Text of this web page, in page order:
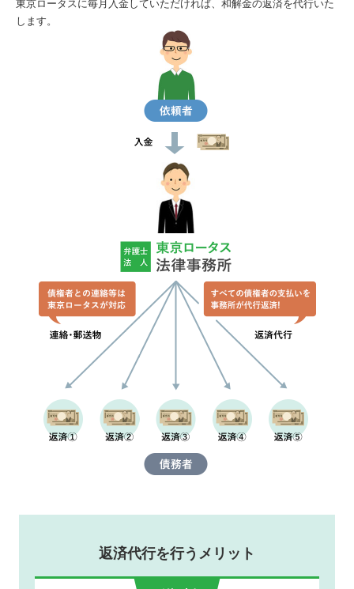
東京ロータスに毎月入金していただければ、和解金の返済を代行いた
します。
返済代行を行うメリット